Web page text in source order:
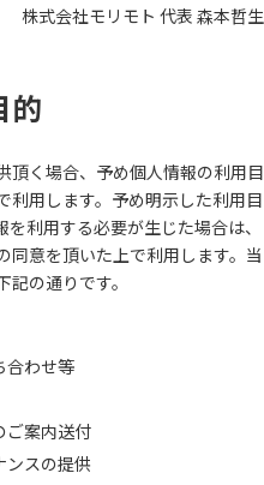
株式会社モリモト 代表 森本哲生
的
頂く場合、予め個人情報の利用目
利用します。予め明示した利用目
利用する必要が生じた場合は、
同意を頂いた上で利用します。当
の通りです。
合わせ等
ご案内送付
ンスの提供